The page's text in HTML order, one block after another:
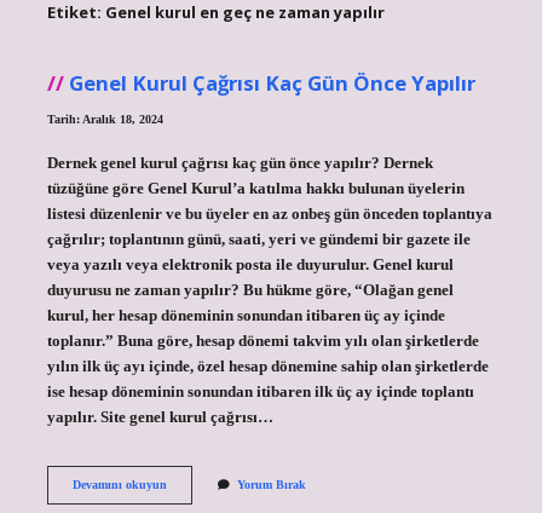
Etiket: Genel kurul en geç ne zaman yapılır
Genel Kurul Çağrısı Kaç Gün Önce Yapılır
Tarih: Aralık 18, 2024
Dernek genel kurul çağrısı kaç gün önce yapılır? Dernek
tüzüğüne göre Genel Kurul’a katılma hakkı bulunan üyelerin
listesi düzenlenir ve bu üyeler en az onbeş gün önceden toplantıya
çağrılır; toplantının günü, saati, yeri ve gündemi bir gazete ile
veya yazılı veya elektronik posta ile duyurulur. Genel kurul
duyurusu ne zaman yapılır? Bu hükme göre, “Olağan genel
kurul, her hesap döneminin sonundan itibaren üç ay içinde
toplanır.” Buna göre, hesap dönemi takvim yılı olan şirketlerde
yılın ilk üç ayı içinde, özel hesap dönemine sahip olan şirketlerde
ise hesap döneminin sonundan itibaren ilk üç ay içinde toplantı
yapılır. Site genel kurul çağrısı…
Devamını okuyunGenel
Yorum Bırak